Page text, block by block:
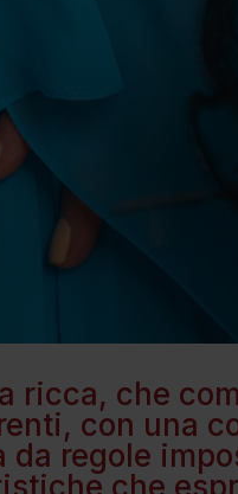
ricca, che
con una
regole
che